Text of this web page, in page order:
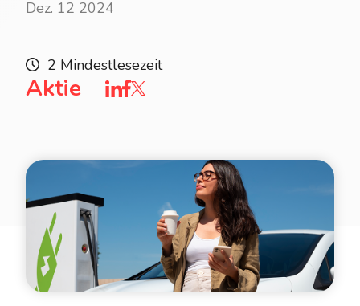
Dez. 12 2024
2 Mindestlesezeit
Aktie